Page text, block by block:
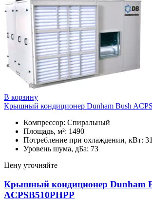
В корзину
Крышный кондиционер Dunham Bush
Компрессор: Спиральный
Площадь, м²: 1490
Потребление при охлаждении, кВт:
Уровень шума, дБа: 73
Цену уточняйте
Крышный кондиционер Dunham
ACPSB510PHPP